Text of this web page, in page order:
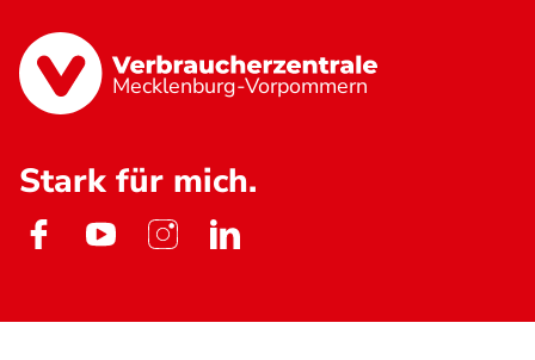
Mecklenburg-Vorpommern
Stark für mich.